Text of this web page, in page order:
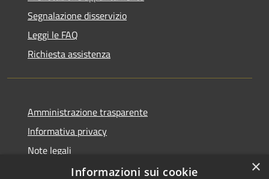
Segnalazione disservizio
Leggi le FAQ
Richiesta assistenza
Amministrazione trasparente
Informativa privacy
Note legali
Dichiarazione di accessibilità
×
Informazioni sui cookie